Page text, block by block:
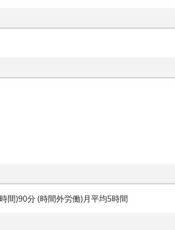
間)90分 (時間外労働)月平均5時間